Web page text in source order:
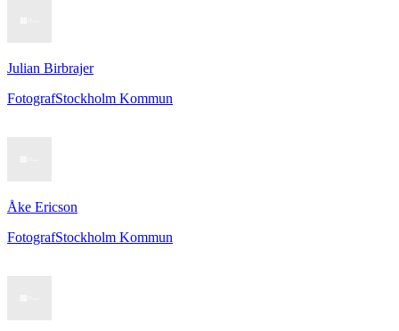
Julian Birbrajer
FotografStockholm Kommun
Åke Ericson
FotografStockholm Kommun